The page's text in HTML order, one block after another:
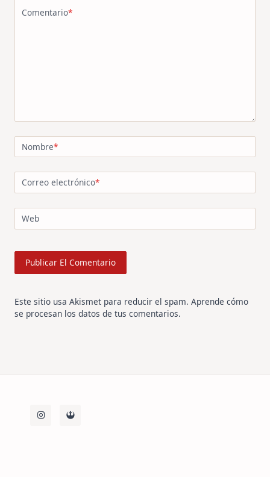
Comentario*
Nombre*
Correo electrónico*
Web
Este sitio usa Akismet para reducir el spam. Aprende cómo
se procesan los datos de tus comentarios.